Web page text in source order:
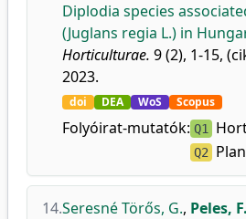
Diplodia species
(Juglans regia L.) in
Horticulturae. 9 (2), 1-15,
2023.
doi DEA WoS Scopus
Folyóirat-mutatók: Q1
Q2
14.Seresné Törős, G., Peles, F.